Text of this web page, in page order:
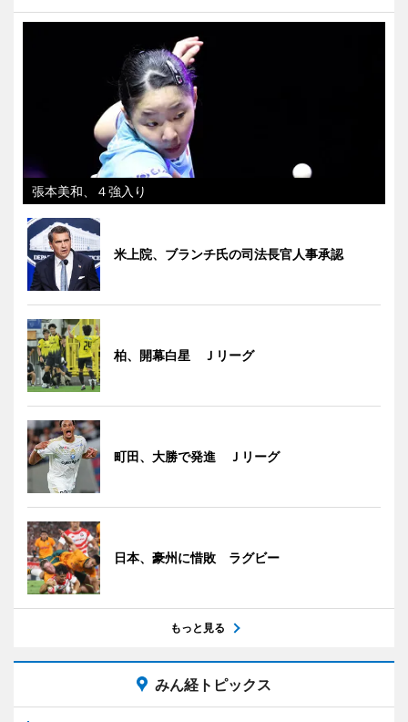
張本美和、４強入り
米上院、ブランチ氏の司法長官人事承認
柏、開幕白星 Ｊリーグ
町田、大勝で発進 Ｊリーグ
日本、豪州に惜敗 ラグビー
もっと見る
みん経トピックス